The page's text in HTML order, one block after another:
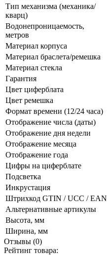
Тип механизма (механика/
кварц)
Водонепроницаемость,
метров
Материал корпуса
Материал браслета/ремешка
Материал стекла
Гарантия
Цвет циферблата
Цвет ремешка
Формат времени (12/24 часа)
Отображение числа (даты)
Отображение дня недели
Отображение месяца
Отображение года
Цифры на циферблате
Подсветка
Инкрустация
Штрихкод GTIN / UCC / EAN
Альтернативные артикулы
Высота, мм
Ширина, мм
Отзывы (0)
Рейтинг товара: